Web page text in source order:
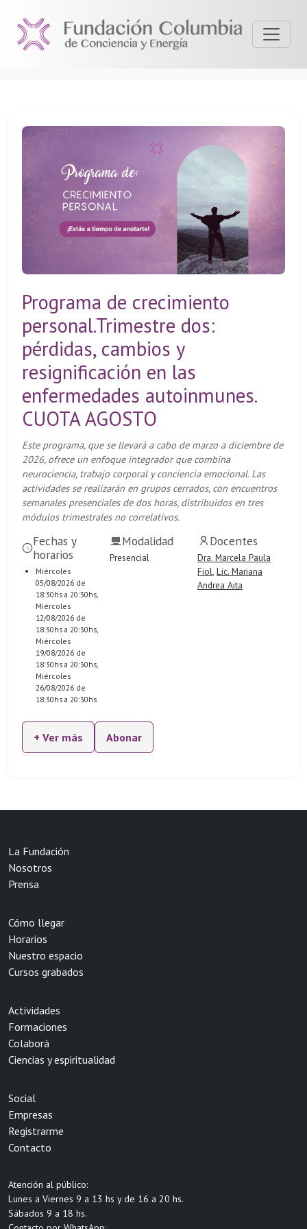
Programa de crecimiento
personal.Trimestre dos:
pérdidas, cambios y
resignificación en las
enfermedades autoinmunes.
CUOTA AGOSTO
Este programa, que se llevará a cabo de marzo a diciembre de
2026, ofrece un enfoque integrador que combina
neurociencia, trabajo corporal y conciencia emocional. Las
actividades se realizarán en grupos cerrados, con encuentros
semanales presenciales de dos horas, distribuidos en tres
módulos trimestrales no correlativos.
Fechas y
horarios
Miércoles
05/08/2026 de
18:30hs a 20:30hs,
Miércoles
12/08/2026 de
18:30hs a 20:30hs,
Miércoles
19/08/2026 de
18:30hs a 20:30hs,
Miércoles
26/08/2026 de
18:30hs a 20:30hs
Modalidad
Presencial
Docentes
Dra. Marcela Paula
Fiol, Lic. Mariana
Andrea Aita
+ Ver más Abonar
La Fundación
Nosotros
Prensa
Cómo llegar
Horarios
Nuestro espacio
Cursos grabados
Actividades
Formaciones
Colaborá
Ciencias y espiritualidad
Social
Empresas
Registrarme
Contacto
Atención al público:
Lunes a Viernes 9 a 13 hs y de 16 a 20 hs.
Sábados 9 a 18 hs.